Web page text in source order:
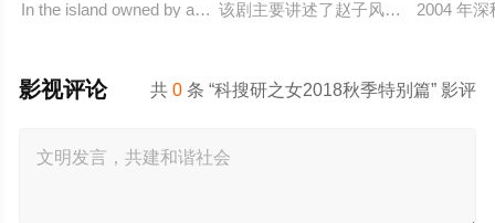
In the island owned by a wealthy Marquis, E该剧主要讲述了赵子风从小和爷爷在
2004 年
共0 条 “科搜研之女2018秋季特别篇” 影评
影视评论